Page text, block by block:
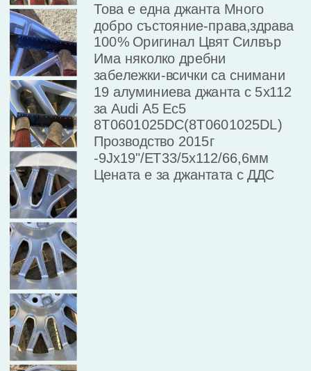
Това е една джанта Много
добро състояние-права,здрава
100% Оригинал Цвят Силвър
Има няколко дребни
забележки-всички са снимани
19 алуминиева джанта с 5х112
за Audi А5 Ес5
8T0601025DC(8T0601025DL)
Прозводство 2015г
-9Jx19"/ET33/5x112/66,6мм
Цената е за джантата с ДДС